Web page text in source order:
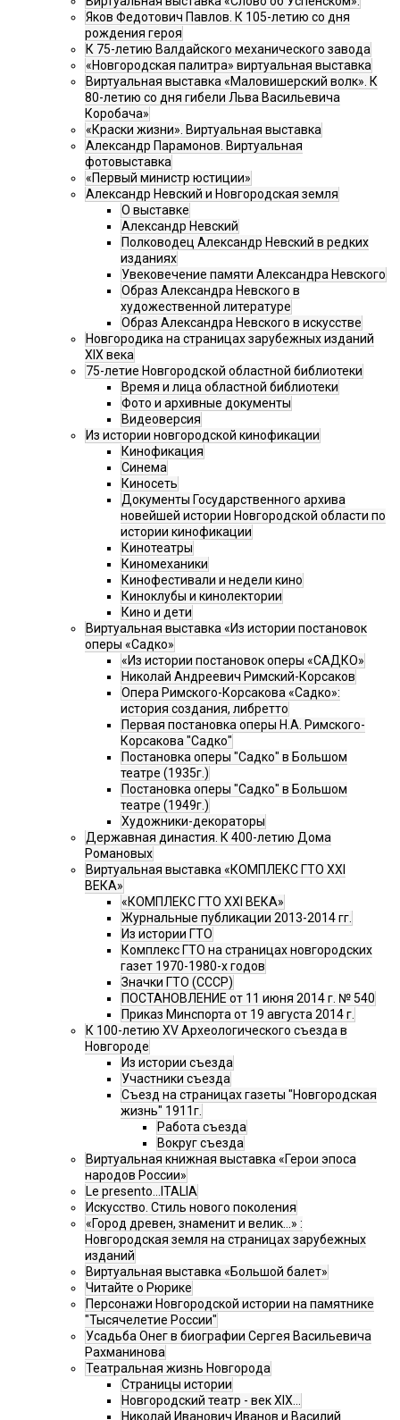
Яков Федотович Павлов. К 105-летию со дня
рождения героя
К 75-летию Валдайского механического завода
«Новгородская палитра» виртуальная выставка
Виртуальная выставка «Маловишерский волк». К
80-летию со дня гибели Льва Васильевича
Коробача»
«Краски жизни». Виртуальная выставка
Александр Парамонов. Виртуальная
фотовыставка
«Первый министр юстиции»
Александр Невский и Новгородская земля
О выставке
Александр Невский
Полководец Александр Невский в редких
изданиях
Увековечение памяти Александра Невского
Образ Александра Невского в
художественной литературе
Образ Александра Невского в искусстве
Новгородика на страницах зарубежных изданий
XIX века
75-летие Новгородской областной библиотеки
Время и лица областной библиотеки
Фото и архивные документы
Видеоверсия
Из истории новгородской кинофикации
Кинофикация
Синема
Киносеть
Документы Государственного архива
новейшей истории Новгородской области по
истории кинофикации
Кинотеатры
Киномеханики
Кинофестивали и недели кино
Киноклубы и кинолектории
Кино и дети
Виртуальная выставка «Из истории постановок
оперы «Садко»
«Из истории постановок оперы «САДКО»
Николай Андреевич Римский-Корсаков
Опера Римского-Корсакова «Садко»:
история создания, либретто
Первая постановка оперы Н.А. Римского-
Корсакова "Садко"
Постановка оперы "Садко" в Большом
театре (1935г.)
Постановка оперы "Садко" в Большом
театре (1949г.)
Художники-декораторы
Державная династия. К 400-летию Дома
Романовых
Виртуальная выставка «КОМПЛЕКС ГТО XXI
ВЕКА»
«КОМПЛЕКС ГТО XXI ВЕКА»
Журнальные публикации 2013-2014 гг.
Из истории ГТО
Комплекс ГТО на страницах новгородских
газет 1970-1980-х годов
Значки ГТО (СССР)
ПОСТАНОВЛЕНИЕ от 11 июня 2014 г. № 540
Приказ Минспорта от 19 августа 2014 г.
К 100-летию XV Археологического съезда в
Новгороде
Из истории съезда
Участники съезда
Cъезд на страницах газеты "Новгородская
жизнь" 1911г.
Работа съезда
Вокруг съезда
Виртуальная книжная выставка «Герои эпоса
народов России»
Le presento...ITALIA
Искусство. Стиль нового поколения
«Город древен, знаменит и велик…» :
Новгородская земля на страницах зарубежных
изданий
Виртуальная выставка «Большой балет»
Читайте о Рюрике
Персонажи Новгородской истории на памятнике
"Тысячелетие России"
Усадьба Онег в биографии Сергея Васильевича
Рахманинова
Театральная жизнь Новгорода
Страницы истории
Новгородский театр - век XIX…
Николай Иванович Иванов и Василий